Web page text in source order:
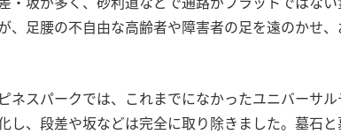
、足腰の不自由な高齢者や障害者の足を遠のかせ
ネスパークでは、これまでになかったユニバーサル
し、段差や坂などは完全に取り除きました。墓石